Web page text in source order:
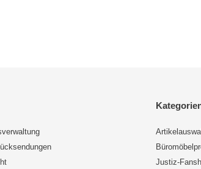
Justiz-